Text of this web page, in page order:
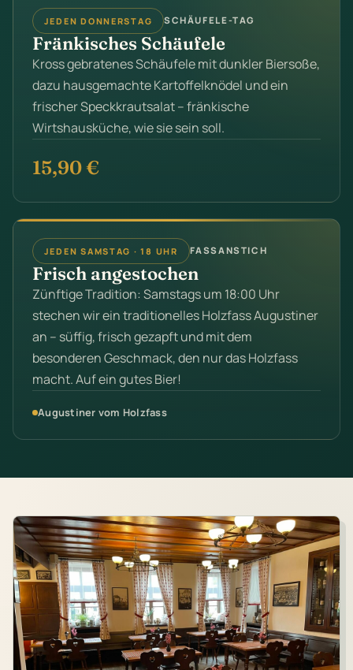
JEDEN DONNERSTAG SCHÄUFELE-TAG
Fränkisches Schäufele
Kross gebratenes Schäufele mit dunkler Biersoße,
dazu hausgemachte Kartoffelknödel und ein
frischer Speckkrautsalat – fränkische
Wirtshausküche, wie sie sein soll.
15,90 €
JEDEN SAMSTAG · 18 UHR FASSANSTICH
Frisch angestochen
Zünftige Tradition: Samstags um 18:00 Uhr
stechen wir ein traditionelles Holzfass Augustiner
an – süffig, frisch gezapft und mit dem
besonderen Geschmack, den nur das Holzfass
macht. Auf ein gutes Bier!
Augustiner vom Holzfass